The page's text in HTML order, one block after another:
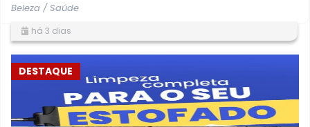
Beleza / Saúde
há 3 dias
DESTAQUE